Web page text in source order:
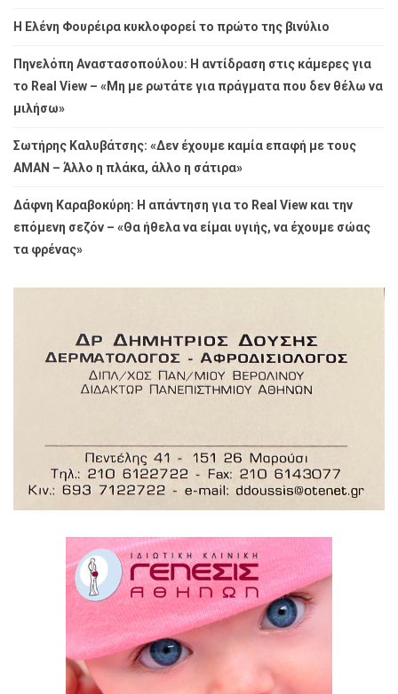
Η Ελένη Φουρέιρα κυκλοφορεί το πρώτο της βινύλιο
Πηνελόπη Αναστασοπούλου: Η αντίδραση στις κάμερες για
το Real View – «Μη με ρωτάτε για πράγματα που δεν θέλω να
μιλήσω»
Σωτήρης Καλυβάτσης: «Δεν έχουμε καμία επαφή με τους
ΑΜΑΝ – Άλλο η πλάκα, άλλο η σάτιρα»
Δάφνη Καραβοκύρη: Η απάντηση για το Real View και την
επόμενη σεζόν – «Θα ήθελα να είμαι υγιής, να έχουμε σώας
τα φρένας»